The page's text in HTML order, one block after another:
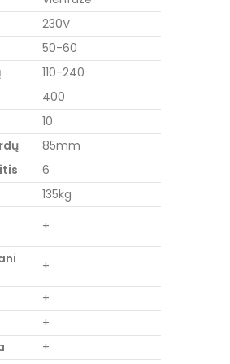
230V
50-60
110-240
400
10
85mm
6
135kg
+
+
+
+
+